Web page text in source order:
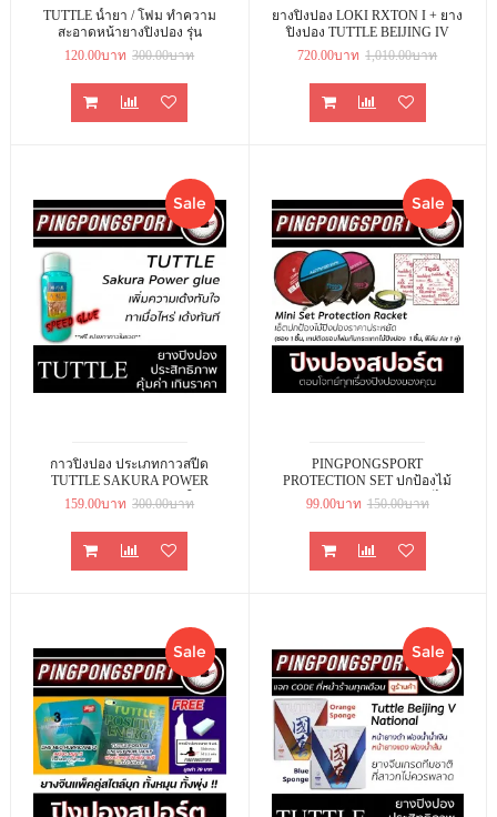
TUTTLE น้ำยา / โฟม ทำความ
สะอาดหน้ายางปิงปอง รุ่น
QUANTUM-TECH /
QUANTUM-BUBBLE
(TACKIFIER)
120.00บาท 300.00บาท
ยางปิงปอง LOKI RXTON I + ยาง
ปิงปอง TUTTLE BEIJING IV
720.00บาท 1,010.00บาท
Sale
กาวปิงปอง ประเภทกาวสปีด
TUTTLE SAKURA POWER
GLUE ขนาด 265 ML. เด้ง ใส่แรง
ส์ได้ดั่งใจ ในราคาสุดคุ้ม ( SPEED
GLUE )
159.00บาท 300.00บาท
Sale
PINGPONGSPORT
PROTECTION SET ปกป้องไม้
ปิงปอง คุ้มๆ กับ ซองปิดหัวไม้
ปิงปอง SANWEI / TUTTLE พร้อม
เทปติดขอบไม้ปิงปอง AIR สีแดง ,
ฟิล์มรักษาหน้ายางปิงปอง
99.00บาท 150.00บาท
Sale Sale